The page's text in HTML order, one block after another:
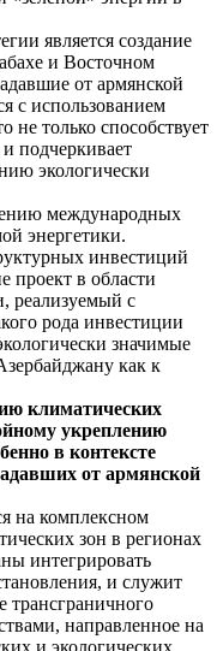
является создание
и Восточном
от армянской
с использованием
не только способствует
подчеркивает
экологически
международных
энергетики.
инвестиций
проект в области
реализуемый с
рода инвестиции
значимые
как к
климатических
укреплению
в контексте
от армянской
на комплексном
зон в регионах
интегрировать
и служит
трансграничного
направленное на